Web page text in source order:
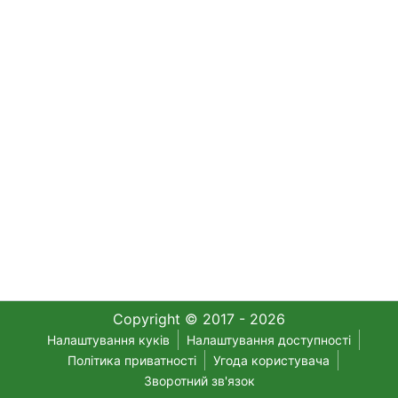
Copyright © 2017 - 2026
Налаштування куків
Налаштування доступності
Політика приватності
Угода користувача
Зворотний зв'язок